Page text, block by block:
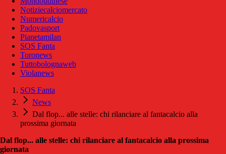
Notiziecalciomercato
Numericalcio
Padovasport
Pianetamilan
SOS Fanta
Toronews
Tuttobolognaweb
Violanews
SOS Fanta
News
Dal flop... alle stelle: chi rilanciare al fantacalcio alla
prossima giornata
Dal flop... alle stelle: chi rilanciare al fantacalcio alla prossima
giornata